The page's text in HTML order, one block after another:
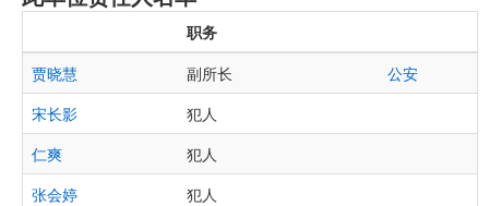
职务
贾晓慧
副所长
公安
宋长影
犯人
仁爽
犯人
张会婷
犯人